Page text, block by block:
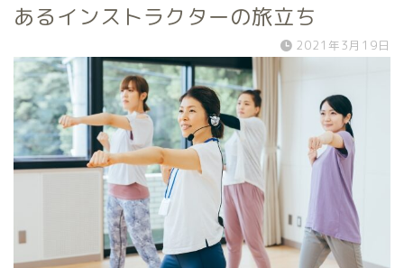
あるインストラクターの旅立ち
2021年3月19日